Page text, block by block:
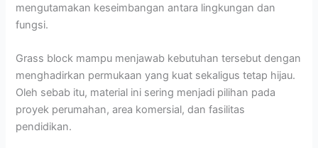
mengutamakan keseimbangan antara lingkungan dan
fungsi.
Grass block mampu menjawab kebutuhan tersebut dengan
menghadirkan permukaan yang kuat sekaligus tetap hijau.
Oleh sebab itu, material ini sering menjadi pilihan pada
proyek perumahan, area komersial, dan fasilitas
pendidikan.